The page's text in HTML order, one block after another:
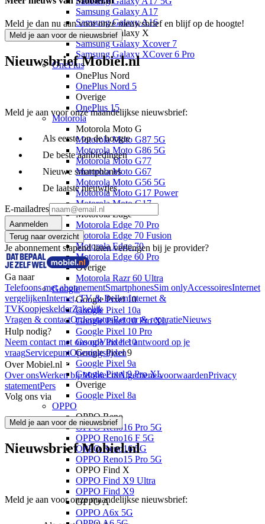
Samsung Galaxy A17
Samsung Galaxy A16
Samsung Galaxy X
Samsung Galaxy Xcover 7
Samsung Galaxy XCover 6 Pro
OnePlus
OnePlus Nord
OnePlus Nord 5
Overige
OnePlus 15
Motorola
Motorola Moto G
Motorola Moto G87 5G
Motorola Moto G86 5G
Motorola Moto G77
Motorola Moto G67
Motorola Moto G56 5G
Motorola Moto G17 Power
Motorola Moto G17
Motorola Edge
Motorola Edge 70 Pro
Motorola Edge 70 Fusion
Motorola Edge 70
Motorola Edge 60 Pro
Overige
Motorola Razr 60 Ultra
Google
Google Pixel 10
Google Pixel 10a
Google Pixel 10 Pro XL
Google Pixel 10 Pro
Google Pixel 10
Google Pixel 9
Google Pixel 9a
Google Pixel 9 Pro XL
Overige
Google Pixel 8a
OPPO
OPPO Reno
OPPO Reno16 Pro 5G
OPPO Reno16 F 5G
OPPO Reno16 5G
OPPO Reno15 Pro 5G
OPPO Find X
OPPO Find X9 Ultra
OPPO Find X9
OPPO A
OPPO A6x 5G
Meld je dan nu aan voor onze nieuwsbrief en blijf op de hoogte!
Meld je aan voor de nieuwsbrief
Nieuwsbrief Mobiel.nl
Meld je aan voor onze maandelijkse nieuwsbrief:
Als eerste op de hoogte
De beste aanbiedingen
Nieuwe smartphones
De laatste nieuwtjes
E-mailadres
Aanmelden
Terug naar overzicht
Je abonnement slapend laten verlengen bij je provider?
Ga naar
Telefoons met abonnementSmartphonesSim onlyAccessoiresInternet
vergelijkenInternet, TV & BellenInternet &
TVKoopjeskelderZakelijk
Vragen & contactOrderstatusRetour & reparatieNieuws
Hulp nodig?
Neem contact met ons opVind het antwoord op je
vraagServicepuntOpeningstijden
Over Mobiel.nl
Over onsWerken bij Mobiel.nlAlgemene voorwaardenPrivacy
statementPers
Volg ons via
Meld je aan voor de nieuwsbrief
Nieuwsbrief Mobiel.nl
Meld je aan voor onze maandelijkse nieuwsbrief: